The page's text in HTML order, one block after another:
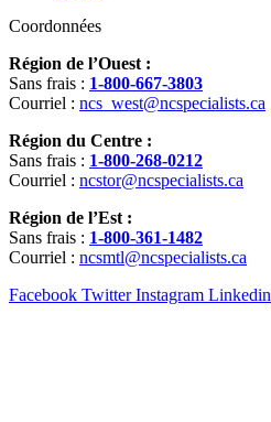
Coordonnées
Région de l’Ouest :
Sans frais : 1-800-667-3803
Courriel : ncs_west@ncspecialists.ca
Région du Centre :
Sans frais : 1-800-268-0212
Courriel : ncstor@ncspecialists.ca
Région de l’Est :
Sans frais : 1-800-361-1482
Courriel : ncsmtl@ncspecialists.ca
Facebook Twitter Instagram Linkedin